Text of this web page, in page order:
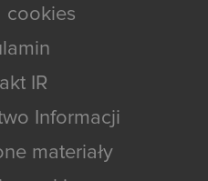
cookies
IR
Informacji
materiały